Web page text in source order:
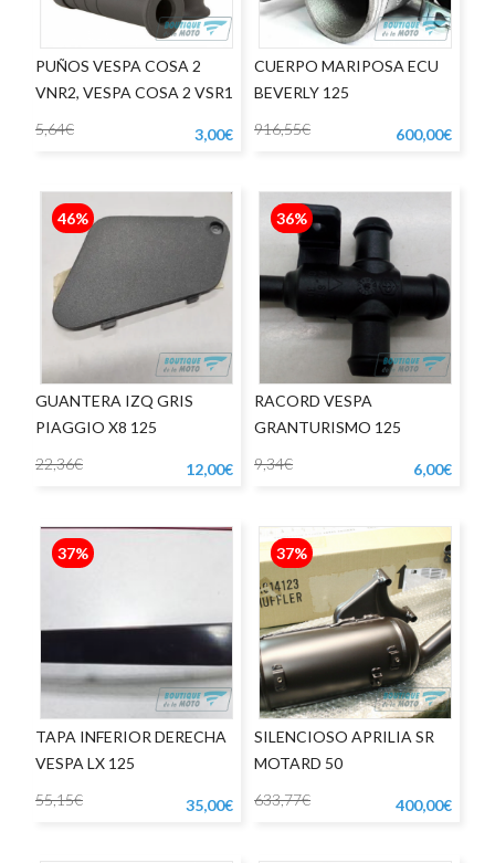
PUÑOS VESPA COSA 2
VNR2, VESPA COSA 2 VSR1
5,64€
3,00€
CUERPO MARIPOSA ECU
BEVERLY 125
916,55€
600,00€
46%
GUANTERA IZQ GRIS
PIAGGIO X8 125
22,36€
12,00€
36%
RACORD VESPA
GRANTURISMO 125
9,34€
6,00€
37%
TAPA INFERIOR DERECHA
VESPA LX 125
55,15€
35,00€
37%
SILENCIOSO APRILIA SR
MOTARD 50
633,77€
400,00€